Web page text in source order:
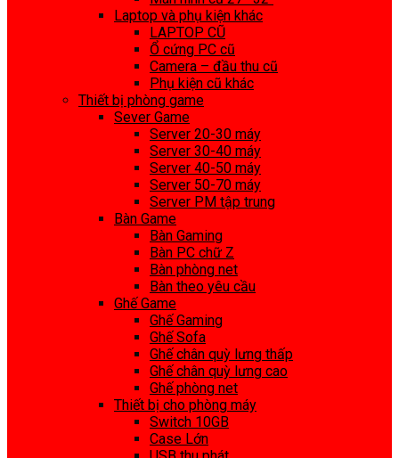
Laptop và phụ kiện khác
LAPTOP CŨ
Ổ cứng PC cũ
Camera – đầu thu cũ
Phụ kiện cũ khác
Thiết bị phòng game
Sever Game
Server 20-30 máy
Server 30-40 máy
Server 40-50 máy
Server 50-70 máy
Server PM tập trung
Bàn Game
Bàn Gaming
Bàn PC chữ Z
Bàn phòng net
Bàn theo yêu cầu
Ghế Game
Ghế Gaming
Ghế Sofa
Ghế chân quỳ lưng thấp
Ghế chân quỳ lưng cao
Ghế phòng net
Thiết bị cho phòng máy
Switch 10GB
Case Lớn